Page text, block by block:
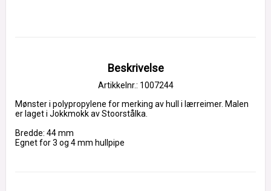
Beskrivelse
Artikkelnr.: 1007244
Mønster i polypropylene for merking av hull i lærreimer. Malen
er laget i Jokkmokk av Stoorstålka.
Bredde: 44 mm
Egnet for 3 og 4 mm hullpipe